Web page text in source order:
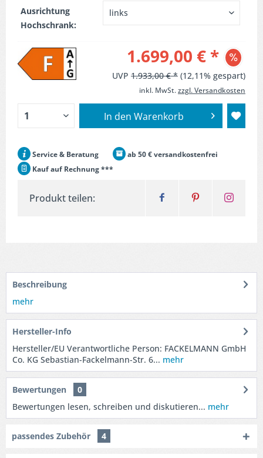
Ausrichtung
Hochschrank:
1.699,00 € *
UVP 1.933,00 € * (12,11% gespart)
inkl. MwSt.zzgl. Versandkosten
In den Warenkorb
Service & Beratung
ab 50 € versandkostenfrei
Kauf auf Rechnung ***
Produkt teilen:
Beschreibung
mehr
Hersteller-Info
Hersteller/EU Verantwortliche Person: FACKELMANN GmbH
Co. KG Sebastian-Fackelmann-Str. 6... mehr
Bewertungen
0
Bewertungen lesen, schreiben und diskutieren... mehr
passendes Zubehör 4